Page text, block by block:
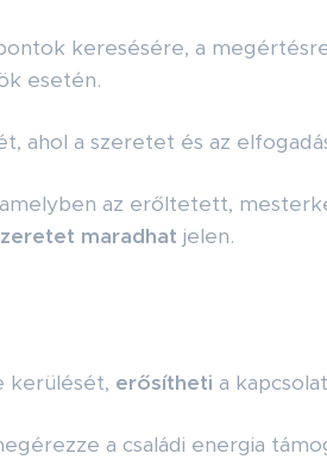
keresésére, a
esetén.
ahol a szeretet és az
az erőltetett,
maradhat jelen.
kerülését, erősítheti a
a családi energia